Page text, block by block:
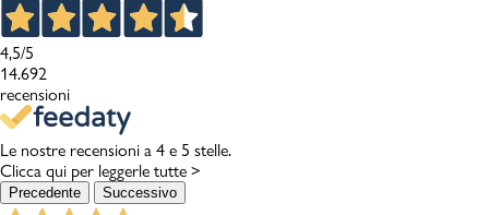
4,5/5
14.692
recensioni
Le nostre recensioni a 4 e 5 stelle.
Clicca qui per leggerle tutte >
Precedente Successivo